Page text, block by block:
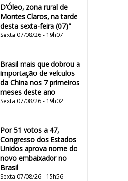
D’Óleo, zona rural de
Montes Claros, na tarde
desta sexta-feira (07)"
Sexta 07/08/26 - 19h07
Brasil mais que dobrou a
importação de veículos
da China nos 7 primeiros
meses deste ano
Sexta 07/08/26 - 19h02
Por 51 votos a 47,
Congresso dos Estados
Unidos aprova nome do
novo embaixador no
Brasil
Sexta 07/08/26 - 15h56